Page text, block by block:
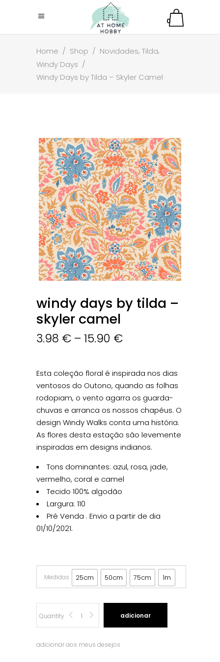
0
Home / Shop / Novidades, Tilda,
Windy Days /
Windy Days by Tilda – Skyler Camel
windy days by tilda –
skyler camel
3.98 € – 15.90 €
Esta coleção floral é inspirada nos dias
ventosos do Outono, quando as folhas
rodopiam, o vento agarra os guarda-
chuvas e arranca os nossos chapéus. O
design Windy Walks conta uma história.
As flores desta estação são levemente
inspiradas em designs indianos.
Tons dominantes: azul, rosa, jade,
vermelho, coral e camel
Tecido 100% algodão
Largura: 110
Pré Venda . Envio a partir de dia
01/10/2021.
Medidas 25cm 50cm 75cm 1m
Windy
Days
Quantity adicionar
adicionar aos meus desejos